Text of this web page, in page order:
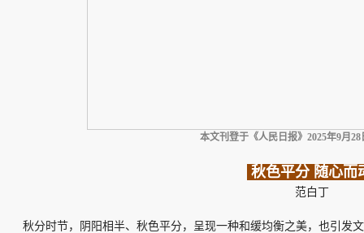
本文刊登于《人民日报》2025年9月
秋色平分 随心而
范白丁
秋分时节，阴阳相半、秋色平分，呈现一种和缓均衡之美，也引发